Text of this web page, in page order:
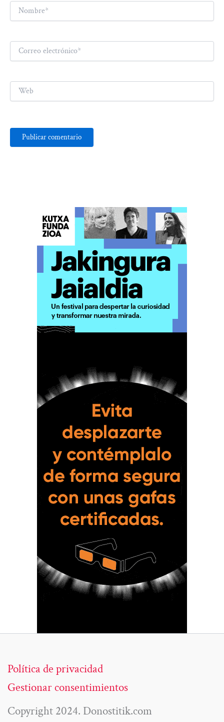
Nombre*
Correo
electrónico*
Web
Política de privacidad
Gestionar consentimientos
Copyright 2024. Donostitik.com